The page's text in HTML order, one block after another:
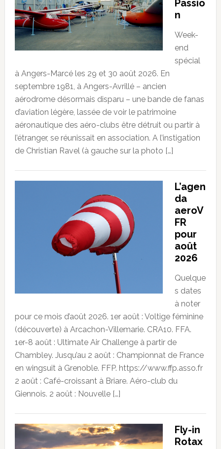
Passio
n
Week-
end
spécial
à Angers-Marcé les 29 et 30 août 2026. En
septembre 1981, à Angers-Avrillé – ancien
aérodrome désormais disparu – une bande de fanas
d’aviation légère, lassée de voir le patrimoine
aéronautique des aéro-clubs être détruit ou partir à
l’étranger, se réunissait en association. A l’instigation
de Christian Ravel (à gauche sur la photo […]
L’agen
da
aeroV
FR
pour
août
2026
Quelque
s dates
à noter
pour ce mois d’août 2026. 1er août : Voltige féminine
(découverte) à Arcachon-Villemarie. CRA10. FFA.
1er-8 août : Ultimate Air Challenge à partir de
Chambley. Jusqu’au 2 août : Championnat de France
en wingsuit à Grenoble. FFP. https://www.ffp.asso.fr
2 août : Café-croissant à Briare. Aéro-club du
Giennois. 2 août : Nouvelle […]
Fly-in
Rotax